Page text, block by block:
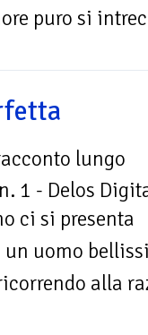
puro si
lungo
n. 1 - Delos
ci si presenta
uomo
alla